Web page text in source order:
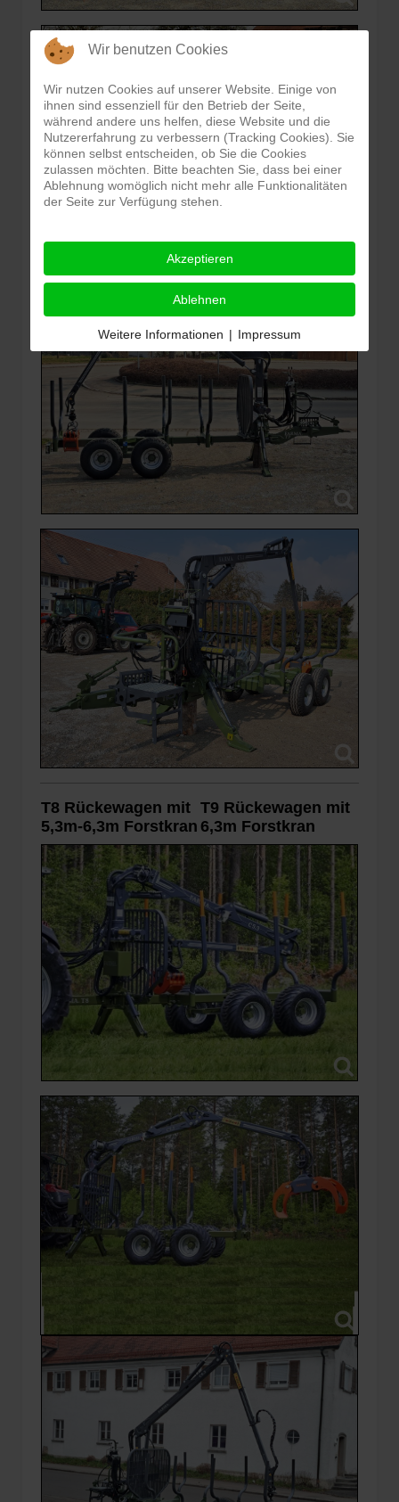
T8 Rückewagen mit
5,3m-6,3m Forstkran
T9 Rückewagen mit
6,3m Forstkran
Wir benutzen Cookies
Wir nutzen Cookies auf unserer Website. Einige von
ihnen sind essenziell für den Betrieb der Seite,
während andere uns helfen, diese Website und die
Nutzererfahrung zu verbessern (Tracking Cookies). Sie
können selbst entscheiden, ob Sie die Cookies
zulassen möchten. Bitte beachten Sie, dass bei einer
Ablehnung womöglich nicht mehr alle Funktionalitäten
der Seite zur Verfügung stehen.
Akzeptieren
Ablehnen
Weitere Informationen | Impressum